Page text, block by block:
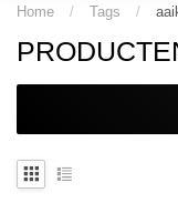
Home / Tags /